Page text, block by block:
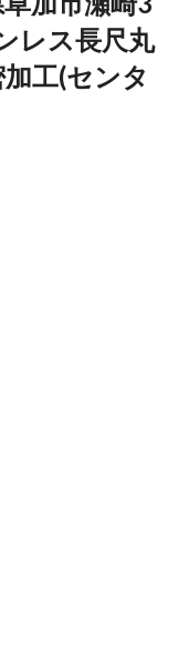
レス長尺丸
工(センタ